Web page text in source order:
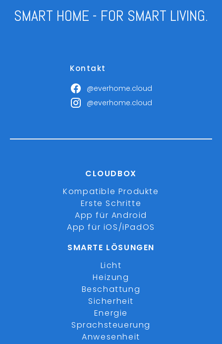
SMART HOME - FOR SMART LIVING.
Kontakt
@everhome.cloud
@everhome.cloud
CLOUDBOX
Kompatible Produkte
Erste Schritte
App für Android
App für iOS/iPadOS
SMARTE LÖSUNGEN
Licht
Heizung
Beschattung
Sicherheit
Energie
Sprachsteuerung
Anwesenheit